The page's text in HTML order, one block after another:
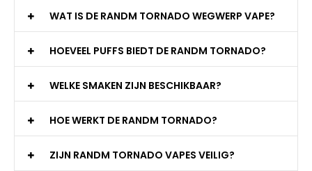
WAT IS DE RANDM TORNADO WEGWERP VAPE?
HOEVEEL PUFFS BIEDT DE RANDM TORNADO?
WELKE SMAKEN ZIJN BESCHIKBAAR?
HOE WERKT DE RANDM TORNADO?
ZIJN RANDM TORNADO VAPES VEILIG?